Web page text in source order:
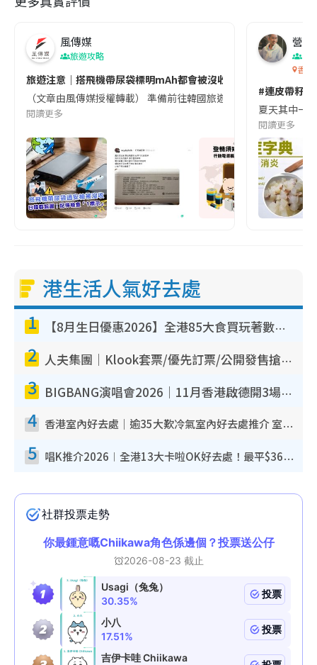
風傳媒
旅遊攻略
旅遊注意｜搭飛機帶尿袋標明mAh都會被沒收😱出發前切記檢查
（文章由風傳媒授權轉載） 準備前往韓國旅遊的民眾，近期要
閱讀更多
營養
香港
#連皮帶籽
夏天其中一
閱讀更多
港生活人氣好去處
1 【8月生日優惠2026】全港85大食買玩著數攻略 自助餐/火鍋放題同行免費＋誠品/DONKI送現金券
2 人夫集團｜Klook套票/優先訂票/公開發售搶飛攻略！附票價.購票連結.場地座位表
3 BIGBANG演唱會2026｜11月香港啟德開3場！實名制VIP申請、優先購票攻略
4 香港室內好去處｜逾35大歎冷氣室內好去處推介 室內活動免費避雨無懼落雨
5 唱K推介2026︱全港13大卡啦OK好去處！最平$36起 日文K都有！(附地址+收費詳情)